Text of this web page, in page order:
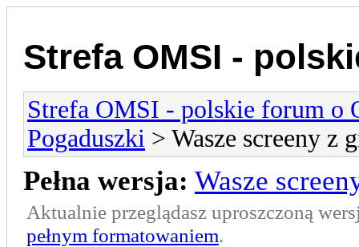
Strefa OMSI -
Strefa OMSI - polskie forum o
Pogaduszki > Wasze screeny z
Pełna wersja: Wasze
Aktualnie przeglądasz uproszczoną
pełnym formatowaniem.